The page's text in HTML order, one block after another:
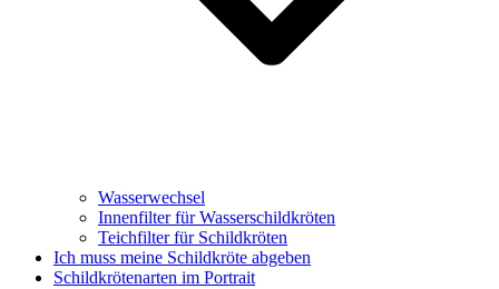
Wasserwechsel
Innenfilter für Wasserschildkröten
Teichfilter für Schildkröten
Ich muss meine Schildkröte abgeben
Schildkrötenarten im Portrait